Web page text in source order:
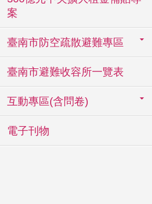
案
臺南市防空疏散避難專區
臺南市避難收容所一覽表
互動專區(含問卷)
電子刊物